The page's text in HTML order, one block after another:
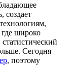
создает
широко
Сегодня
, поэтому